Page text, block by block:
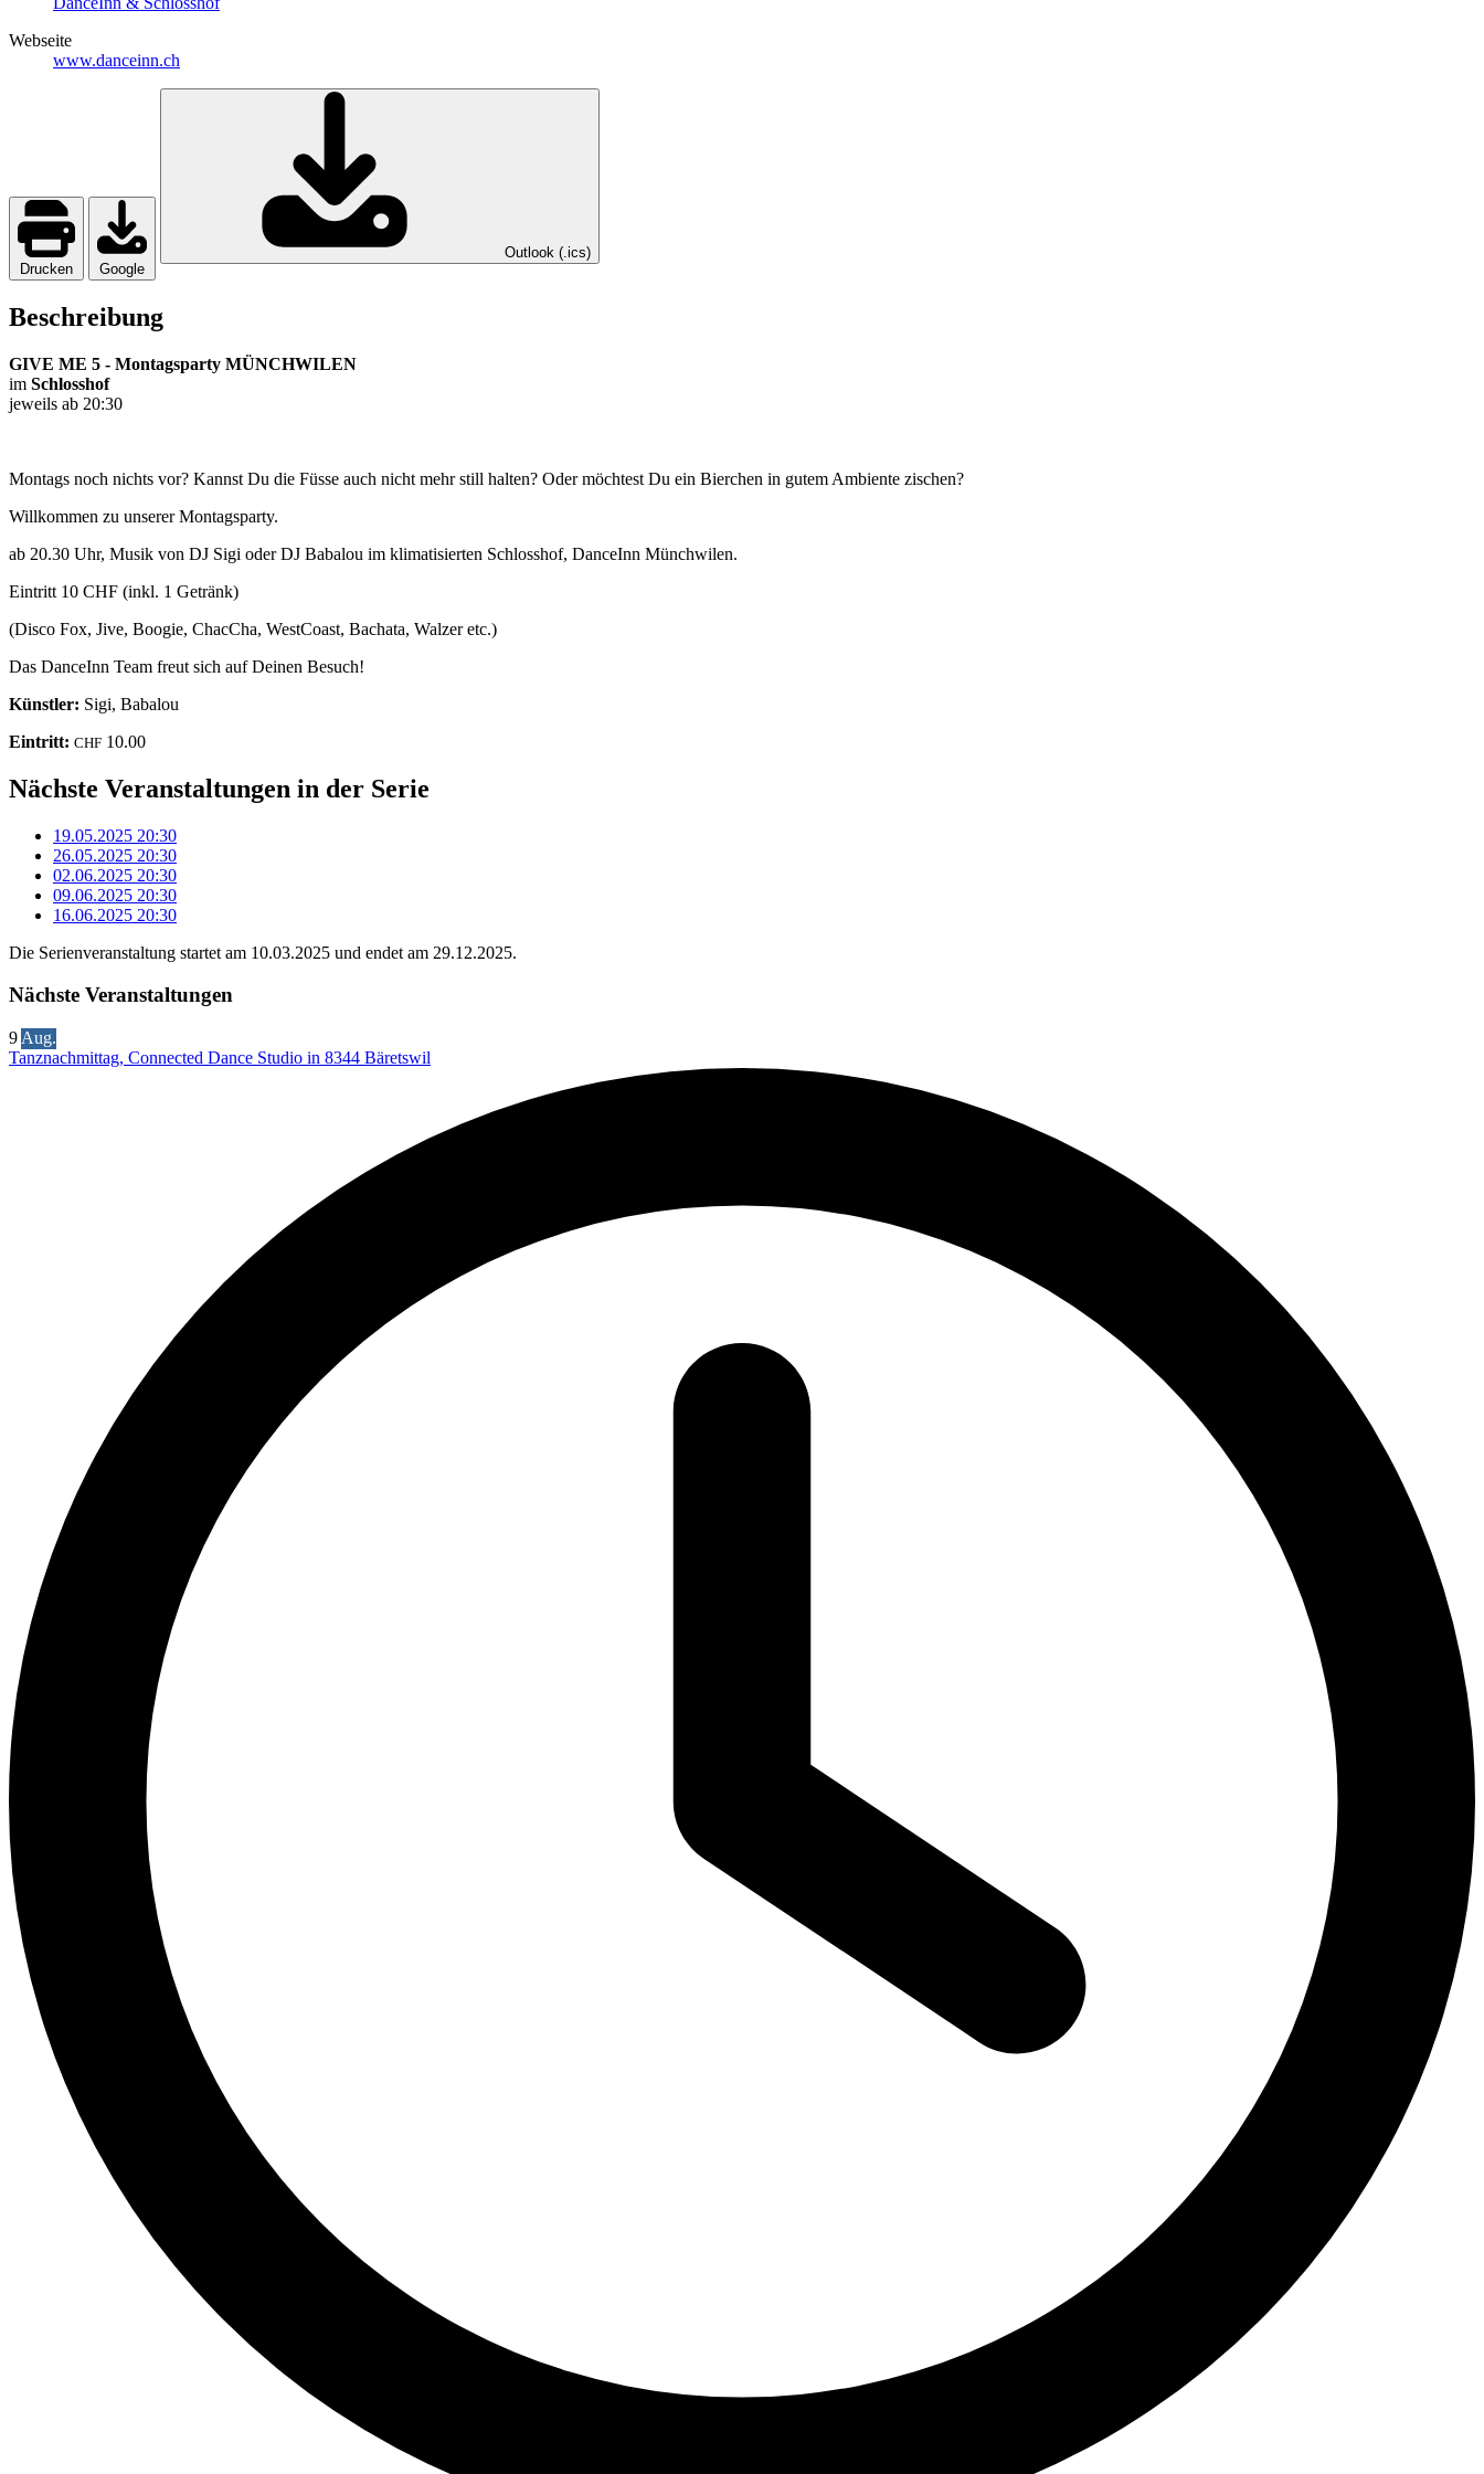
Webseite
www.danceinn.ch
Drucken Google
Outlook (.ics)
Beschreibung
GIVE ME 5 - Montagsparty MÜNCHWILEN
im Schlosshof
jeweils ab 20:30
Montags noch nichts vor? Kannst Du die Füsse auch nicht mehr still halten? Oder möchtest Du ein Bierchen in gutem Ambiente zischen?
Willkommen zu unserer Montagsparty.
ab 20.30 Uhr, Musik von DJ Sigi oder DJ Babalou im klimatisierten Schlosshof, DanceInn Münchwilen.
Eintritt 10 CHF (inkl. 1 Getränk)
(Disco Fox, Jive, Boogie, ChacCha, WestCoast, Bachata, Walzer etc.)
Das DanceInn Team freut sich auf Deinen Besuch!
Künstler: Sigi, Babalou
Eintritt: CHF 10.00
Nächste Veranstaltungen in der Serie
19.05.2025 20:30
26.05.2025 20:30
02.06.2025 20:30
09.06.2025 20:30
16.06.2025 20:30
Die Serienveranstaltung startet am 10.03.2025 und endet am 29.12.2025.
Nächste Veranstaltungen
9 Aug.
Tanznachmittag, Connected Dance Studio in 8344 Bäretswil